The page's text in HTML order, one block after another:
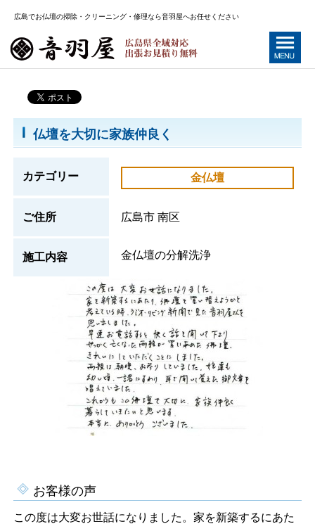
広島でお仏壇の掃除・クリーニング・修理なら音羽屋へお任せください
仏壇を大切に家族仲良く
カテゴリー 金仏壇
ご住所 広島市 南区
施工内容 金仏壇の分解洗浄
お客様の声
この度は大変お世話になりました。家を新築するにあた